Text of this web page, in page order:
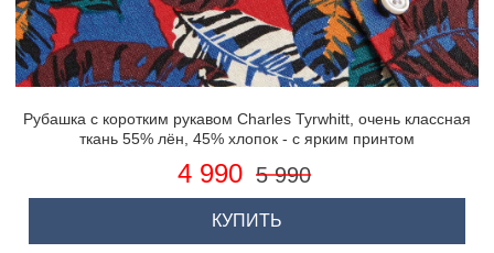
Рубашка с коротким рукавом Charles Tyrwhitt, очень классная
ткань 55% лён, 45% хлопок - с ярким принтом
4 990 5 990
КУПИТЬ